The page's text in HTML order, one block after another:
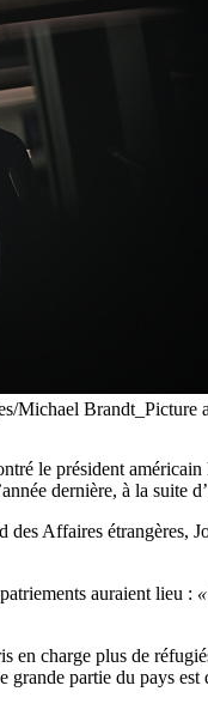
Michael Brandt_Picture
le président
dernière, à la suite
Affaires étrangères,
auraient lieu :
charge plus de
partie du pays est